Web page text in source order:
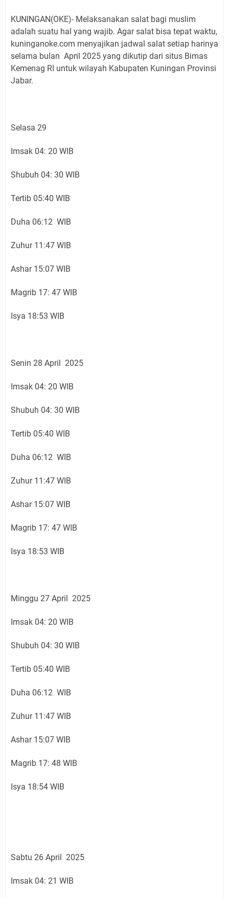
KUNINGAN(OKE)- Melaksanakan salat bagi muslim
adalah suatu hal yang wajib. Agar salat bisa tepat waktu,
kuninganoke.com menyajikan jadwal salat setiap harinya
selama bulan April 2025 yang dikutip dari situs Bimas
Kemenag RI untuk wilayah Kabupaten Kuningan Provinsi
Jabar.
Selasa 29
Imsak 04: 20 WIB
Shubuh 04: 30 WIB
Tertib 05:40 WIB
Duha 06:12 WIB
Zuhur 11:47 WIB
Ashar 15:07 WIB
Magrib 17: 47 WIB
Isya 18:53 WIB
Senin 28 April 2025
Imsak 04: 20 WIB
Shubuh 04: 30 WIB
Tertib 05:40 WIB
Duha 06:12 WIB
Zuhur 11:47 WIB
Ashar 15:07 WIB
Magrib 17: 47 WIB
Isya 18:53 WIB
Minggu 27 April 2025
Imsak 04: 20 WIB
Shubuh 04: 30 WIB
Tertib 05:40 WIB
Duha 06:12 WIB
Zuhur 11:47 WIB
Ashar 15:07 WIB
Magrib 17: 48 WIB
Isya 18:54 WIB
Sabtu 26 April 2025
Imsak 04: 21 WIB